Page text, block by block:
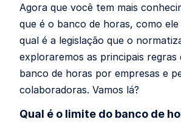
Agora que você tem mais
que é o banco de horas, como
qual é a legislação que o
exploraremos as principais regras
banco de horas por empresas e
colaboradoras. Vamos lá?
Qual é o limite do banco de